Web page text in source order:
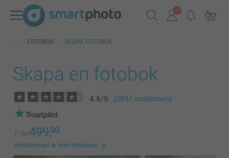
FOTOBOK SKAPA FOTOBOK
Skapa en fotobok
4.6/5 (2847 omdömen)
Från499,00
fraktkostnad är inte inkluderat